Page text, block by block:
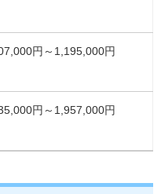
円～1,195,000円
円～1,957,000円